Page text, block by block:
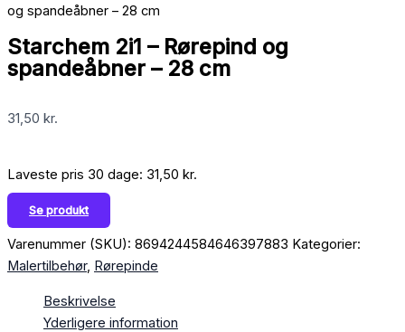
og spandeåbner – 28 cm
Starchem 2i1 – Rørepind og
spandeåbner – 28 cm
31,50 kr.
Laveste pris 30 dage: 31,50 kr.
Se produkt
Varenummer (SKU): 8694244584646397883 Kategorier:
Malertilbehør, Rørepinde
Beskrivelse
Yderligere information